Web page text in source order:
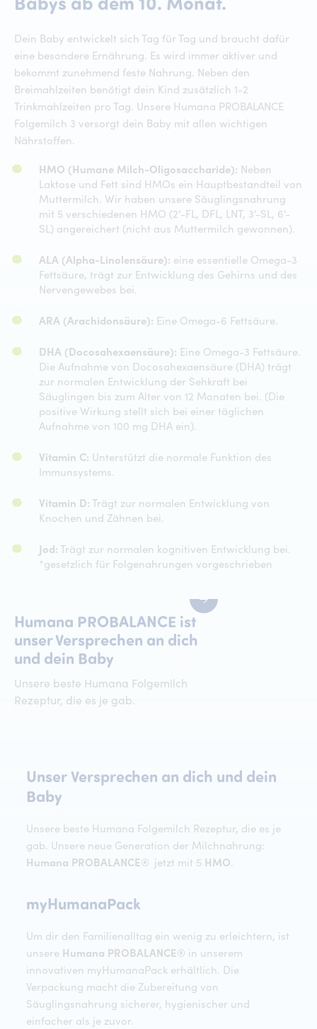
Babys ab dem 10. Monat.
Dein Baby entwickelt sich Tag für Tag und braucht dafür
eine besondere Ernährung. Es wird immer aktiver und
bekommt zunehmend feste Nahrung. Neben den
Breimahlzeiten benötigt dein Kind zusätzlich 1-2
Trinkmahlzeiten pro Tag. Unsere Humana PROBALANCE
Folgemilch 3 versorgt dein Baby mit allen wichtigen
Nährstoffen.
HMO (Humane Milch-Oligosaccharide): Neben
Laktose und Fett sind HMOs ein Hauptbestandteil von
Muttermilch. Wir haben unsere Säuglingsnahrung
mit 5 verschiedenen HMO (2‘-FL, DFL, LNT, 3'-SL, 6'-
SL) angereichert (nicht aus Muttermilch gewonnen).
ALA (Alpha-Linolensäure): eine essentielle Omega-3
Fettsäure, trägt zur Entwicklung des Gehirns und des
Nervengewebes bei.
ARA (Arachidonsäure): Eine Omega-6 Fettsäure.
DHA (Docosahexaensäure): Eine Omega-3 Fettsäure.
Die Aufnahme von Docosahexaensäure (DHA) trägt
zur normalen Entwicklung der Sehkraft bei
Säuglingen bis zum Alter von 12 Monaten bei. (Die
positive Wirkung stellt sich bei einer täglichen
Aufnahme von 100 mg DHA ein).
Vitamin C: Unterstützt die normale Funktion des
Immunsystems.
Vitamin D: Trägt zur normalen Entwicklung von
Knochen und Zähnen bei.
Jod: Trägt zur normalen kognitiven Entwicklung bei.
*gesetzlich für Folgenahrungen vorgeschrieben
Humana PROBALANCE ist
unser Versprechen an dich
und dein Baby
Unsere beste Humana Folgemilch
Rezeptur, die es je gab.
Unser Versprechen an dich und dein
BabyUnser Versprechen an dich und dein
Unsere beste Humana Folgemilch Rezeptur, die es je
gab. Unsere neue Generation der Milchnahrung:
Humana PROBALANCE® jetzt mit 5 HMO.
myHumanaPackmyHumanaPack
Um dir den Familienalltag ein wenig zu erleichtern, ist
unsere Humana PROBALANCE® in unserem
innovativen myHumanaPack erhältlich. Die
Verpackung macht die Zubereitung von
Säuglingsnahrung sicherer, hygienischer und
einfacher als je zuvor.